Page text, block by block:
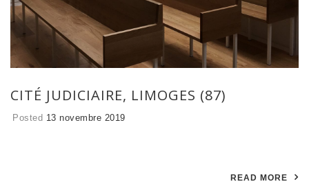
CITÉ JUDICIAIRE, LIMOGES (87)
Posted 13 novembre 2019
READ MORE